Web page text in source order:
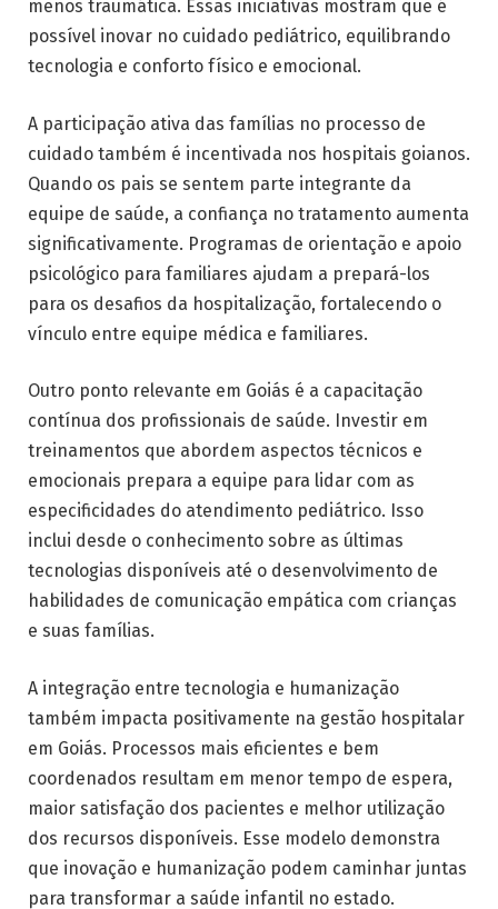
menos traumática. Essas iniciativas mostram que é
possível inovar no cuidado pediátrico, equilibrando
tecnologia e conforto físico e emocional.
A participação ativa das famílias no processo de
cuidado também é incentivada nos hospitais goianos.
Quando os pais se sentem parte integrante da
equipe de saúde, a confiança no tratamento aumenta
significativamente. Programas de orientação e apoio
psicológico para familiares ajudam a prepará-los
para os desafios da hospitalização, fortalecendo o
vínculo entre equipe médica e familiares.
Outro ponto relevante em Goiás é a capacitação
contínua dos profissionais de saúde. Investir em
treinamentos que abordem aspectos técnicos e
emocionais prepara a equipe para lidar com as
especificidades do atendimento pediátrico. Isso
inclui desde o conhecimento sobre as últimas
tecnologias disponíveis até o desenvolvimento de
habilidades de comunicação empática com crianças
e suas famílias.
A integração entre tecnologia e humanização
também impacta positivamente na gestão hospitalar
em Goiás. Processos mais eficientes e bem
coordenados resultam em menor tempo de espera,
maior satisfação dos pacientes e melhor utilização
dos recursos disponíveis. Esse modelo demonstra
que inovação e humanização podem caminhar juntas
para transformar a saúde infantil no estado.